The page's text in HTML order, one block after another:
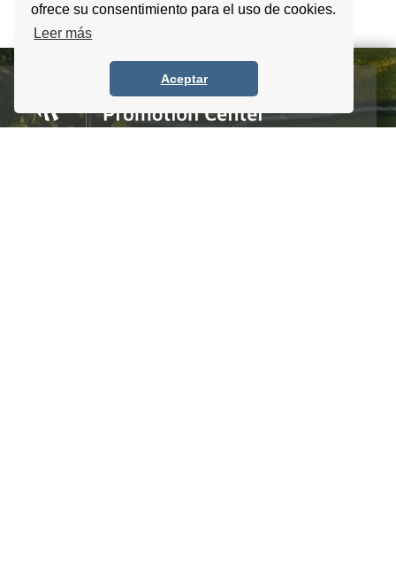
ofrece su consentimiento para el uso de cookies.
Leer más
Aceptar